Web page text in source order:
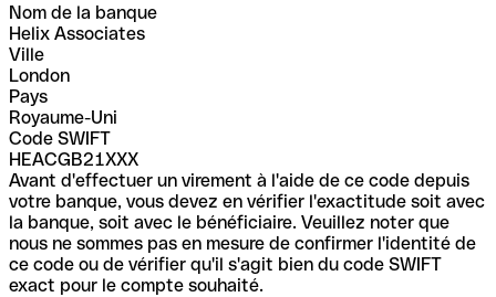
Nom de la banque
Helix Associates
Ville
London
Pays
Royaume-Uni
Code SWIFT
HEACGB21XXX
Avant d'effectuer un virement à l'aide de ce code depuis
votre banque, vous devez en vérifier l'exactitude soit avec
la banque, soit avec le bénéficiaire. Veuillez noter que
nous ne sommes pas en mesure de confirmer l'identité de
ce code ou de vérifier qu'il s'agit bien du code SWIFT
exact pour le compte souhaité.